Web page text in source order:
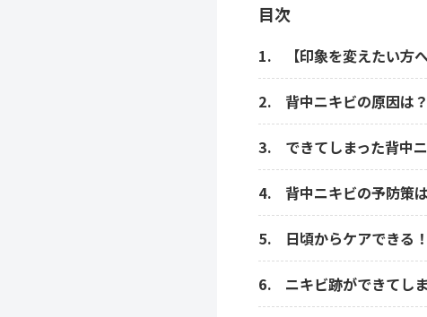
目次
【印象を変えたい
背中ニキビの原因は？
できてしまった背中
背中ニキビの予防策
日頃からケアできる
ニキビ跡ができてし